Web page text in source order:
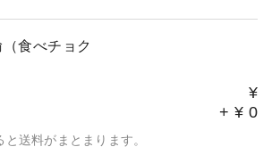
食べチョク
¥
+ ¥ 0
送料がまとまります。